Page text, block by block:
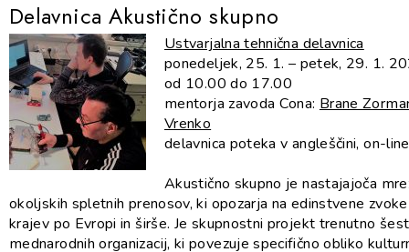
Delavnica Akustično skupno
Ustvarjalna tehnična delavnica
ponedeljek, 25. 1. – petek, 29. 1.
od 10.00 do 17.00
mentorja zavoda Cona: Brane
Vrenko
delavnica poteka v angleščini, on-line
Akustično skupno je nastajajoča
okoljskih spletnih prenosov, ki opozarja na edinstvene
krajev po Evropi in širše. Je skupnostni projekt trenutno
mednarodnih organizacij, ki povezuje specifično obliko